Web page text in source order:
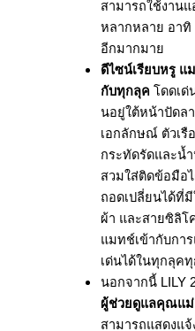
สามารถใช้งานแ
หลากหลาย อาทิ
อีกมากมาย
ดีไซน์เรียบหรู
กับทุกลุค โดดเ
นอยู่ใต้หน้าปัดล
เอกลักษณ์ ตัวเ
กระทัดรัดและน้
สวมใส่ติดข้อมือ
ถอดเปลี่ยนได้ที่มี
ผ้า และสายซิลิ
แมทช์เข้ากับกา
เด่นได้ในทุกลุค
นอกจากนี้ LILY
ผู้ช่วยดูแลคุณแม่
สามารถแสดงแจ้